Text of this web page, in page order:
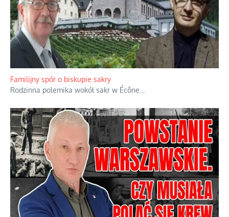
Familijny spór o biskupie sakry
Rodzinna polemika wokół sakr w Écône.